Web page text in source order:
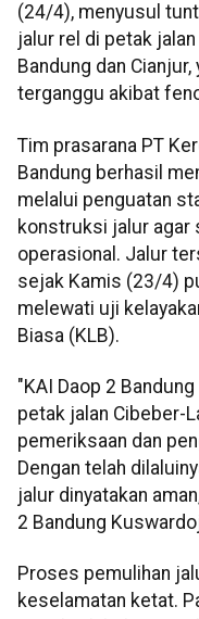
(24/4), menyusul
jalur rel di petak
Bandung dan
terganggu akibat
Tim prasarana PT
Bandung berhasil
melalui penguatan
konstruksi jalur agar
operasional. Jalur
sejak Kamis (23/4)
melewati uji
Biasa (KLB).
"KAI Daop 2
petak jalan Cibeber-
pemeriksaan dan
Dengan telah
jalur dinyatakan
2 Bandung
Proses pemulihan
keselamatan ketat.